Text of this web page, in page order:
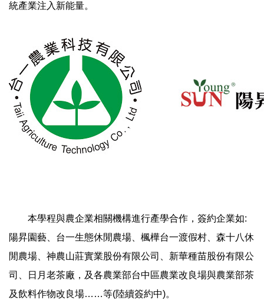
統產業注入新能量。
本學程與農企業相關機構進行產學合作，簽約企業如:
陽昇園藝、台一生態休閒農場、楓樺台一渡假村、森十八休
閒農場、神農山莊實業股份有限公司、新華種苗股份有限公
司、日月老茶廠，及各農業部台中區農業改良場與農業部茶
及飲料作物改良場……等(陸續簽約中)。